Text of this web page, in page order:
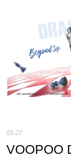
05-27
VOOPOO